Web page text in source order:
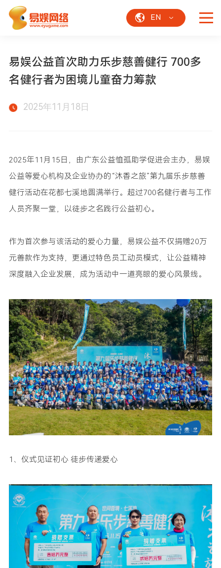
EN
易娱公益首次助力乐步慈善健行 700多
名健行者为困境儿童奋力筹款
2025年11月18日
2025年11月15日，由广东公益恤孤助学促进会主办，易娱
公益等爱心机构及企业协办的“沐香之旅”第九届乐步慈善
健行活动在花都七溪地圆满举行。超过700名健行者与工作
人员齐聚一堂，以徒步之名践行公益初心。
作为首次参与该活动的爱心力量，易娱公益不仅捐赠20万
元善款作为支持，更通过特色员工动员模式，让公益精神
深度融入企业发展，成为活动中一道亮眼的爱心风景线。
1、仪式见证初心 徒步传递爱心